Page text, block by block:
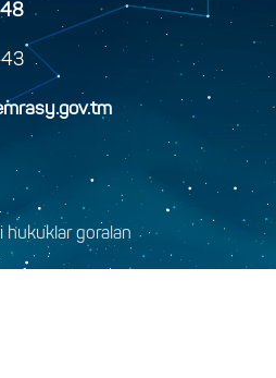
hukuklar goralan